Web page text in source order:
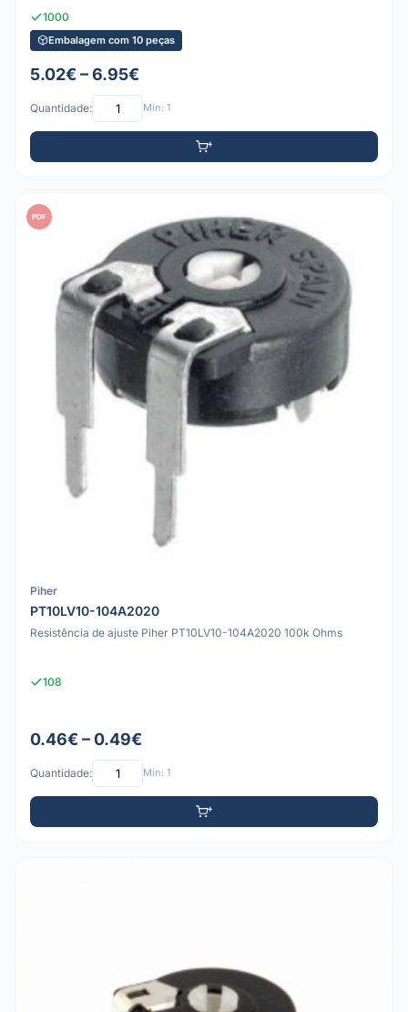
1000
Embalagem com 10 peças
5.02€ – 6.95€
Quantidade: Mín: 1
PDF
Piher
PT10LV10-104A2020
Resistência de ajuste Piher PT10LV10-104A2020 100k Ohms
108
0.46€ – 0.49€
Quantidade: Mín: 1